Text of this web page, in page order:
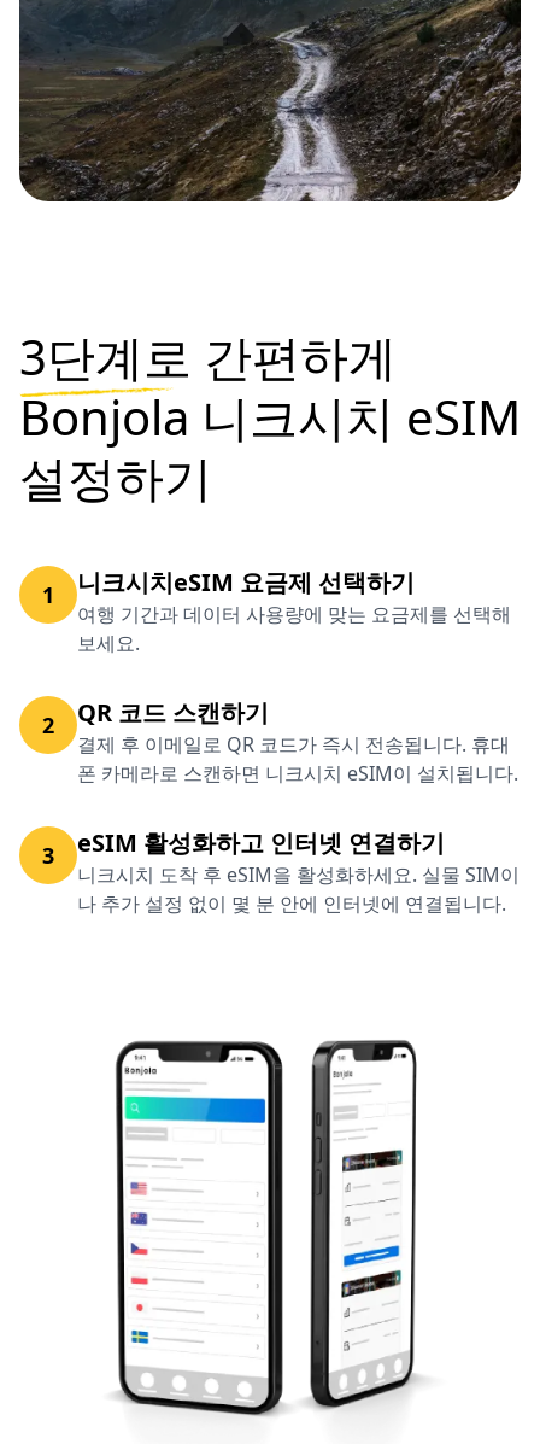
3단계로 간편하게
Bonjola 니크시치 eSIM
설정하기
1 니크시치eSIM 요금제 선택하기
여행 기간과 데이터 사용량에 맞는 요금제를 선택해
보세요.
2 QR 코드 스캔하기
결제 후 이메일로 QR 코드가 즉시 전송됩니다. 휴대
폰 카메라로 스캔하면 니크시치 eSIM이 설치됩니다.
3 eSIM 활성화하고 인터넷 연결하기
니크시치 도착 후 eSIM을 활성화하세요. 실물 SIM이
나 추가 설정 없이 몇 분 안에 인터넷에 연결됩니다.